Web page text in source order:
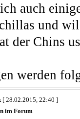
auch
und
der Chins
werden
[ 28.02.2015, 22:40 ]
im Forum